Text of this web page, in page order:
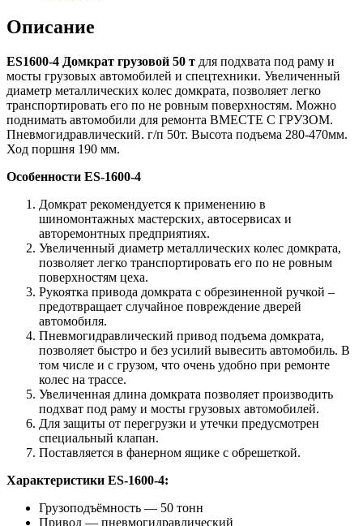
т
Описание
ES1600-4 Домкрат грузовой 50 т для подхвата под раму и
мосты грузовых автомобилей и спецтехники. Увеличенный
диаметр металлических колес домкрата, позволяет легко
транспортировать его по не ровным поверхностям. Можно
поднимать автомобили для ремонта ВМЕСТЕ С ГРУЗОМ.
Пневмогидравлический. г/п 50т. Высота подъема 280-470мм.
Ход поршня 190 мм.
Особенности ES-1600-4
Домкрат рекомендуется к применению в
шиномонтажных мастерских, автосервисах и
авторемонтных предприятиях.
Увеличенный диаметр металлических колес домкрата,
позволяет легко транспортировать его по не ровным
поверхностям цеха.
Рукоятка привода домкрата с обрезиненной ручкой –
предотвращает случайное повреждение дверей
автомобиля.
Пневмогидравлический привод подъема домкрата,
позволяет быстро и без усилий вывесить автомобиль. В
том числе и с грузом, что очень удобно при ремонте
колес на трассе.
Увеличенная длина домкрата позволяет производить
подхват под раму и мосты грузовых автомобилей.
Для защиты от перегрузки и утечки предусмотрен
специальный клапан.
Поставляется в фанерном ящике с обрешеткой.
Характеристики ES-1600-4:
Грузоподъёмность — 50 тонн
Привод — пневмогидравлический